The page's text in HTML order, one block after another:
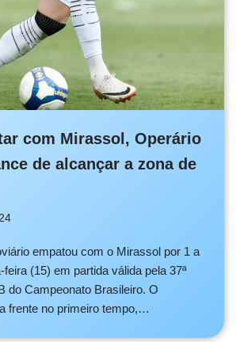
com Mirassol, Operário
de alcançar a zona de
empatou com o Mirassol por 1 a
(15) em partida válida pela 37ª
do Campeonato Brasileiro. O
frente no primeiro tempo,…